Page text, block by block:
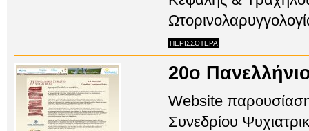
ΠΕΡΙΣΣΟΤΕΡΑ
20ο
Website
Συνεδρίου